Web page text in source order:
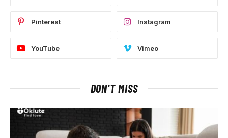
Pinterest Instagram
YouTube Vimeo
DON'T MISS